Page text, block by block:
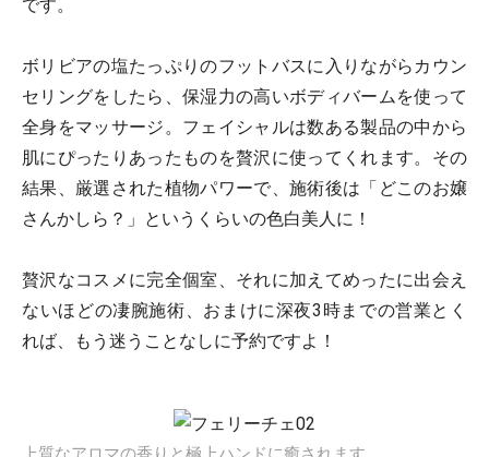
です。
ボリビアの塩たっぷりのフットバスに入りながらカウン
セリングをしたら、保湿力の高いボディバームを使って
全身をマッサージ。フェイシャルは数ある製品の中から
肌にぴったりあったものを贅沢に使ってくれます。その
結果、厳選された植物パワーで、施術後は「どこのお嬢
さんかしら？」というくらいの色白美人に！
贅沢なコスメに完全個室、それに加えてめったに出会え
ないほどの凄腕施術、おまけに深夜3時までの営業とく
れば、もう迷うことなしに予約ですよ！